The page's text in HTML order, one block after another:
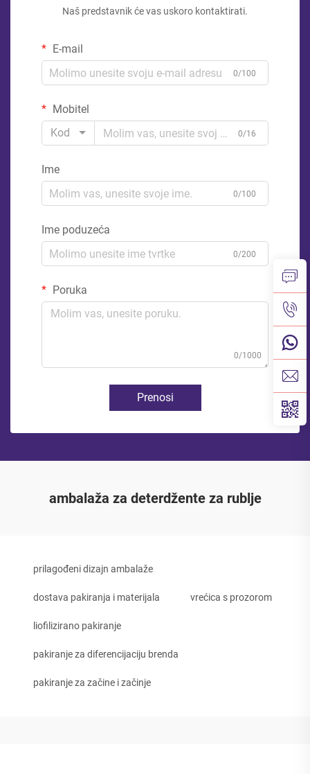
Naš predstavnik će vas uskoro kontaktirati.
E-mail
0/100
Mobitel
Kod
0/16
Ime
0/100
Ime poduzeća
0/200
Poruka
0/1000
Prenosi
ambalaža za deterdžente za rublje
prilagođeni dizajn ambalaže
dostava pakiranja i materijala vrećica s prozorom
liofilizirano pakiranje
pakiranje za diferencijaciju brenda
pakiranje za začine i začinje